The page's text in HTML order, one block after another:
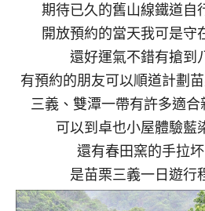
期待已久的舊山線鐵道自
開放預約的當天我可是守
還好運氣不錯有搶到
有預約的朋友可以順道計劃
三義、雙潭一帶有許多適
可以到卓也小屋體驗藍
還有春田窯的手拉
是苗栗三義一日遊行